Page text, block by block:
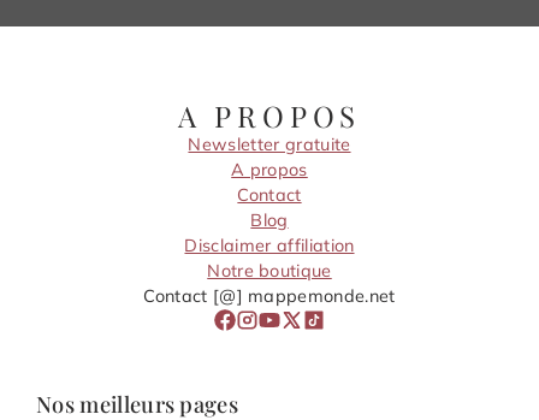
A PROPOS
Newsletter gratuite
A propos
Contact
Blog
Disclaimer affiliation
Notre boutique
Contact [@] mappemonde.net
Nos meilleurs pages